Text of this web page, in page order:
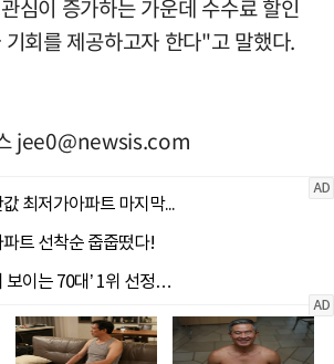
심이 증가하는 가운데 수수료 할인
회를 제공하고자 한다"고 말했다.
jee0@newsis.com